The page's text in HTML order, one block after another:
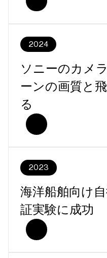
2024
ソニーのカメ
ーンの画質と
る
2023
海洋船舶向け
証実験に成功